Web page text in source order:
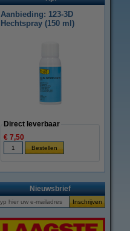
Aanbieding: 123-3D
Hechtspray (150 ml)
Direct leverbaar
€ 7,50
Nieuwsbrief